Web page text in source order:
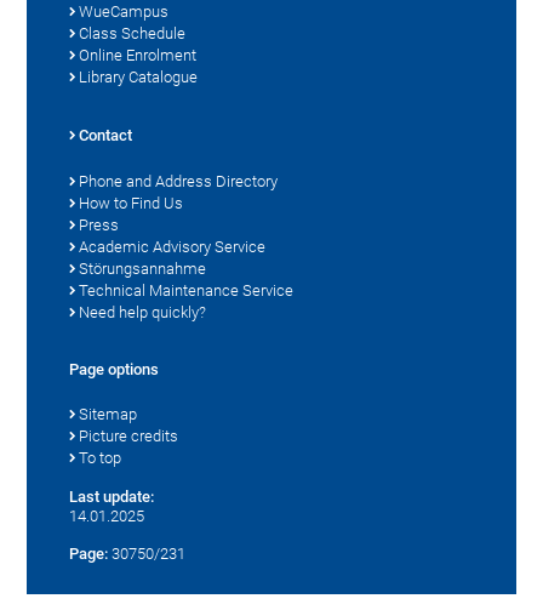
WueCampus
Class Schedule
Online Enrolment
Library Catalogue
Contact
Phone and Address Directory
How to Find Us
Press
Academic Advisory Service
Störungsannahme
Technical Maintenance Service
Need help quickly?
Page options
Sitemap
Picture credits
To top
Last update:
14.01.2025
Page: 30750/231